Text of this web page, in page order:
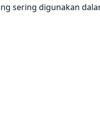
sering digunakan